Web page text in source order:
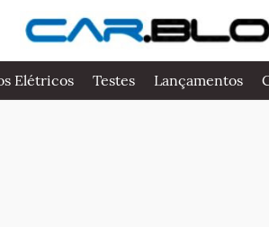
Elétricos Testes Lançamentos